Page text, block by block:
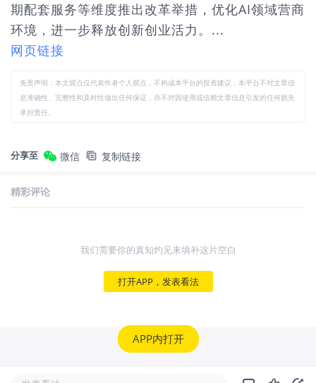
期配套服务等维度推出改革举措，优化AI领域营商
环境，进一步释放创新创业活力。...
网页链接
免责声明：本文观点仅代表作者个人观点，不构成本平台的投资建议，本平台不对文章信
息准确性、完整性和及时性做出任何保证，亦不对因使用或信赖文章信息引发的任何损失
承担责任。
分享至 微信 复制链接
精彩评论
我们需要你的真知灼见来填补这片空白
打开APP，发表看法
APP内打开